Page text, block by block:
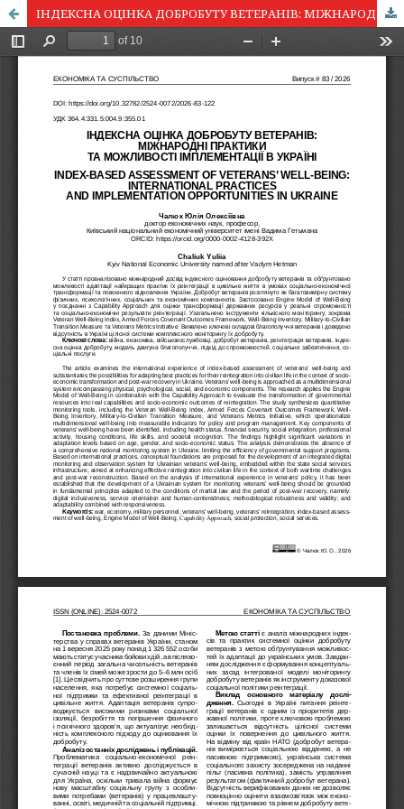
ІНДЕКСНА ОЦІНКА ДОБРОБУТУ ВЕТЕРАНІВ: МІЖНАРОДНІ ПРАКТИКИ ТА МОЖЛИВОСТІ ІМПЛЕМЕНТАЦІЇ В УКРАЇНІ